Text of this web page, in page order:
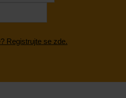
Registrujte se zde.